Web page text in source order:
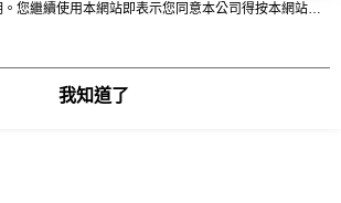
。您繼續使用本網站即表示您同意本公司得按本網站使
cookie。
我知道了